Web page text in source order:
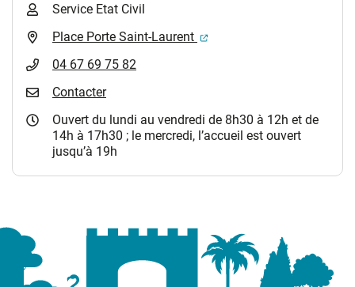
Service Etat Civil
Place Porte Saint-Laurent
(ouverture dans un
04 67 69 75 82
Contacter
Ouvert du lundi au vendredi de 8h30 à 12h et de
14h à 17h30 ; le mercredi, l’accueil est ouvert
jusqu’à 19h